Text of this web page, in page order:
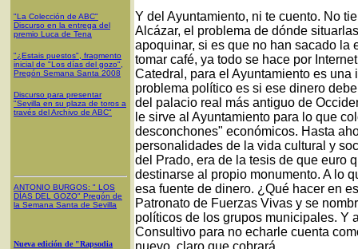
"La Colección de ABC"
Discurso en la entrega del
premio Luca de Tena
"¿Estais puestos", fragmento
inicial de "Los días del gozo",
Pregón Semana Santa 2008
Discurso para presentar
"Sevilla en su plaza de toros a
través del Archivo de ABC"
ANTONIO BURGOS: " LOS
DÍAS DEL GOZO" Pregón de
la Semana Santa de Sevilla
Nueva edición de "Rapsodia
Y del Ayuntamiento, ni te cuento. No
Alcázar, el problema de dónde
apoquinar, si es que no han sacado la
tomar café, ya todo se hace por
Catedral, para el Ayuntamiento es
problema político es si ese dinero
del palacio real más antiguo de
le sirve al Ayuntamiento para lo que
desconchones" económicos. Hasta
personalidades de la vida cultural y
del Prado, era de la tesis de que euro
destinarse al propio monumento. A lo
esa fuente de dinero. ¿Qué hacer en
Patronato de Fuerzas Vivas y se
políticos de los grupos municipales. Y
Consultivo para no echarle cuenta
nuevo, claro que cobrará.